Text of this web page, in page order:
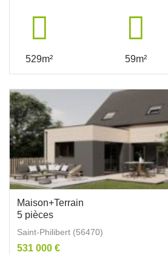
529m² 59m²
Maison+Terrain
5 pièces
Saint-Philibert (56470)
531 000 €